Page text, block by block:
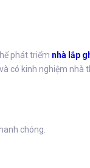
phát triểm nhà lắp
có kinh nghiệm
chóng.